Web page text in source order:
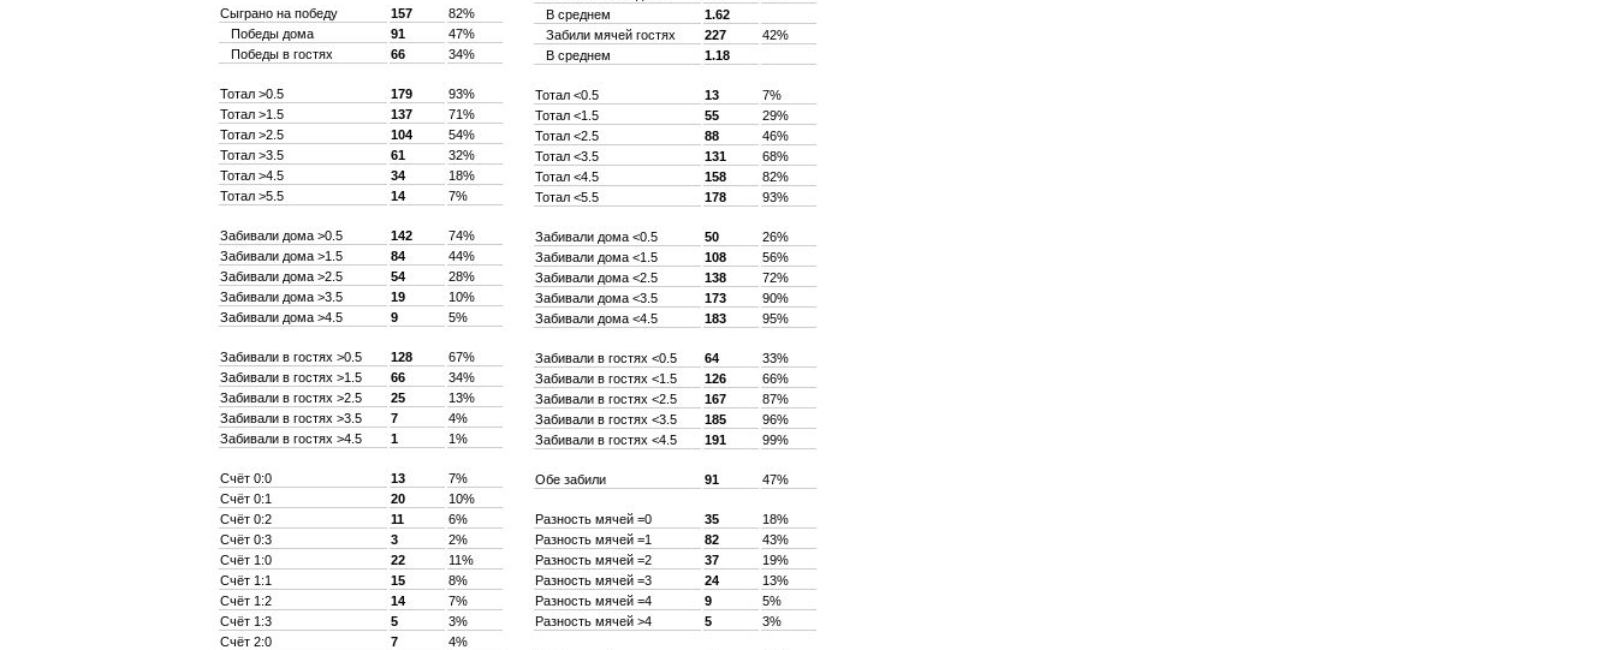
Сыграно на победу 157
82%
Победы дома
91
47%
Победы в гостях
66 34%
Тотал >0.5 179
93%
Тотал >1.5
137
71%
Тотал >2.5
104
54%
Тотал >3.5
61
32%
Тотал >4.5
34
18%
Тотал >5.5
14 7%
Забивали дома >0.5 142
74%
Забивали дома >1.5
84
44%
Забивали дома >2.5
54
28%
Забивали дома >3.5
19
10%
Забивали дома >4.5
9 5%
Забивали в гостях >0.5 128
67%
Забивали в гостях >1.5
66
34%
Забивали в гостях >2.5
25
13%
Забивали в гостях >3.5
7
4%
Забивали в гостях >4.5
1 1%
Счёт 0:0 13
7%
Счёт 0:1
20
10%
Счёт 0:2
11
6%
Счёт 0:3
3
2%
Счёт 1:0
22
11%
Счёт 1:1
15
8%
Счёт 1:2
14
7%
Счёт 1:3
5
3%
Счёт 2:0
7
4%
В среднем
1.62
Забили мячей гостях
227
42%
В среднем
1.18
Тотал <0.5 13
7%
Тотал <1.5
55
29%
Тотал <2.5
88
46%
Тотал <3.5
131
68%
Тотал <4.5
158
82%
Тотал <5.5
178 93%
Забивали дома <0.5 50
26%
Забивали дома <1.5
108
56%
Забивали дома <2.5
138
72%
Забивали дома <3.5
173
90%
Забивали дома <4.5
183 95%
Забивали в гостях <0.5 64
33%
Забивали в гостях <1.5
126
66%
Забивали в гостях <2.5
167
87%
Забивали в гостях <3.5
185
96%
Забивали в гостях <4.5
191 99%
Обе забили 91 47%
Разность мячей =0 35
18%
Разность мячей =1
82
43%
Разность мячей =2
37
19%
Разность мячей =3
24
13%
Разность мячей =4
9
5%
Разность мячей >4
5 3%